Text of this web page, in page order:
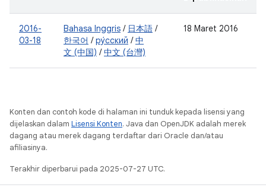
2016-
03-18
Bahasa Inggris / 日本語 /
한국어 /ру́сский /中
文 (中国) /中文 (台灣)
18 Maret 2016
Konten dan contoh kode di halaman ini tunduk kepada lisensi yang
dijelaskan dalam Lisensi Konten. Java dan OpenJDK adalah merek
dagang atau merek dagang terdaftar dari Oracle dan/atau
afiliasinya.
Terakhir diperbarui pada 2025-07-27 UTC.